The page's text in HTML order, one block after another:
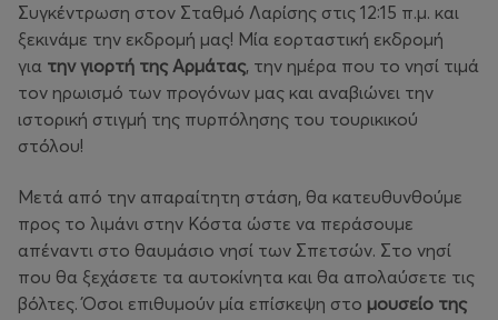
Συγκέντρωση στον Σταθμό Λαρίσης στις 12:15 π.μ. και
ξεκινάμε την εκδρομή μας! Μία εορταστική εκδρομή
για την γιορτή της Αρμάτας, την ημέρα που το νησί τιμά
τον ηρωισμό των προγόνων μας και αναβιώνει την
ιστορική στιγμή της πυρπόλησης του τουρικικού
στόλου!
Μετά από την απαραίτητη στάση, θα κατευθυνθούμε
προς το λιμάνι στην Κόστα ώστε να περάσουμε
απέναντι στο θαυμάσιο νησί των Σπετσών. Στο νησί
που θα ξεχάσετε τα αυτοκίνητα και θα απολαύσετε τις
βόλτες. Όσοι επιθυμούν μία επίσκεψη στο μουσείο της